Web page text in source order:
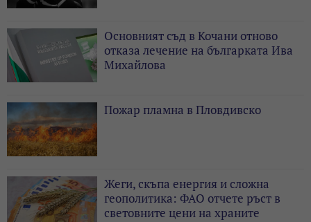
Основният съд в Кочани отново
отказа лечение на българката Ива
Михайлова
Пожар пламна в Пловдивско
Жеги, скъпа енергия и сложна
геополитика: ФАО отчете ръст в
световните цени на храните